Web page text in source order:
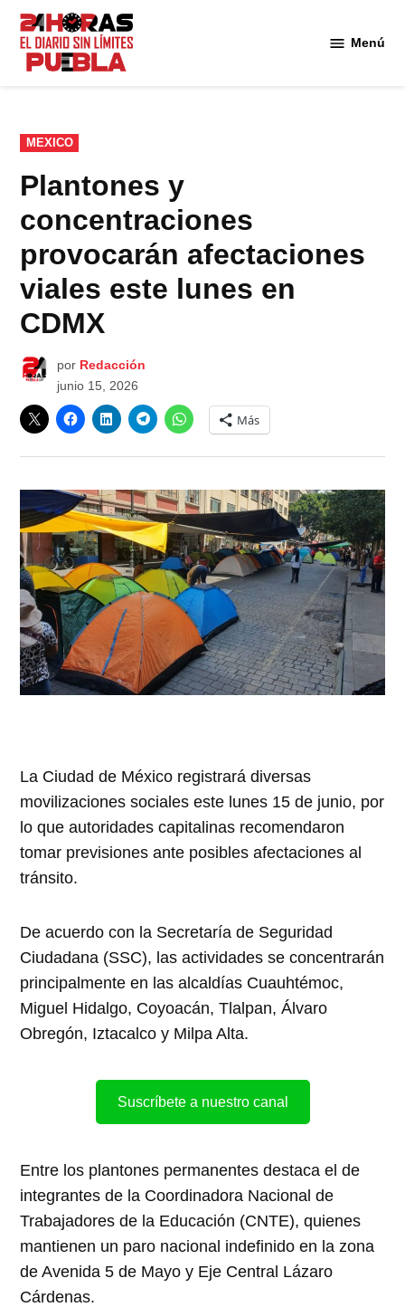
Saltar
contenido
Menú
PUBLICADO
EN
MEXICO
Plantones y
concentraciones
provocarán afectaciones
viales este lunes en
CDMX
por Redacción
junio 15, 2026
Más
La Ciudad de México registrará diversas
movilizaciones sociales este lunes 15 de junio, por
lo que autoridades capitalinas recomendaron
tomar previsiones ante posibles afectaciones al
tránsito.
De acuerdo con la Secretaría de Seguridad
Ciudadana (SSC), las actividades se concentrarán
principalmente en las alcaldías Cuauhtémoc,
Miguel Hidalgo, Coyoacán, Tlalpan, Álvaro
Obregón, Iztacalco y Milpa Alta.
Suscríbete a nuestro canal
Entre los plantones permanentes destaca el de
integrantes de la Coordinadora Nacional de
Trabajadores de la Educación (CNTE), quienes
mantienen un paro nacional indefinido en la zona
de Avenida 5 de Mayo y Eje Central Lázaro
Cárdenas.